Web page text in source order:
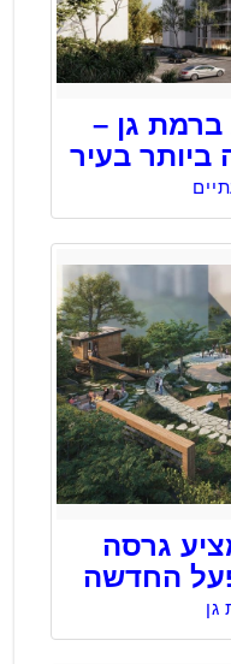
פרויקט האם 25-29 ברמת גן –
ביותר בעיר
גרסה
החדשה
גן